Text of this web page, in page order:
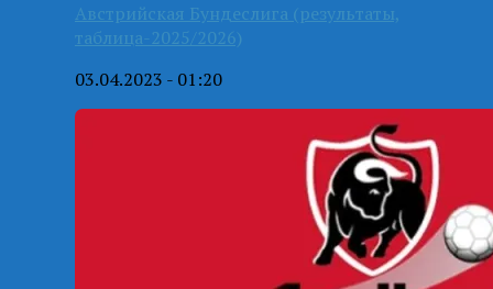
Австрийская Бундеслига (результаты,
таблица-2025/2026)
03.04.2023 - 01:20